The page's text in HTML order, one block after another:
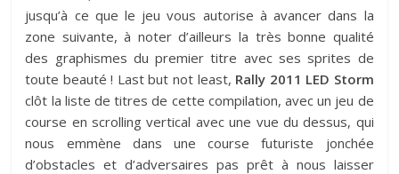
jusqu’à ce que le jeu vous autorise à avancer dans la
zone suivante, à noter d’ailleurs la très bonne qualité
des graphismes du premier titre avec ses sprites de
toute beauté ! Last but not least, Rally 2011 LED Storm
clôt la liste de titres de cette compilation, avec un jeu de
course en scrolling vertical avec une vue du dessus, qui
nous emmène dans une course futuriste jonchée
d’obstacles et d’adversaires pas prêt à nous laisser